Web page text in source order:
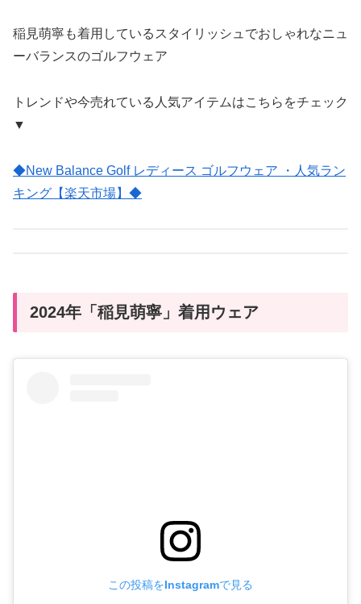
稲見萌寧も着用しているスタイリッシュでおしゃれなニュ
ーバランスのゴルフウェア
トレンドや今売れている人気アイテムはこちらをチェック
▼
◆New Balance Golf レディース ゴルフウェア ・人気ラン
キング【楽天市場】◆
2024年「稲見萌寧」着用ウェア
この投稿をInstagramで見る